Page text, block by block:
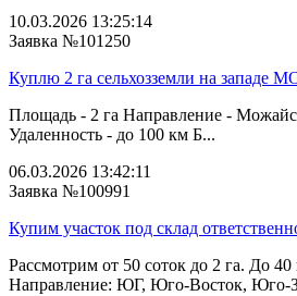
10.03.2026 13:25:14
Заявка №101250
Куплю 2 га сельхозземли на западе
Площадь - 2 га Направление -
Удаленность - до 100 км Б...
06.03.2026 13:42:11
Заявка №100991
Купим участок под склад
Рассмотрим от 50 соток до 2 га. До
Направление: ЮГ, Юго-Восток, Юго-